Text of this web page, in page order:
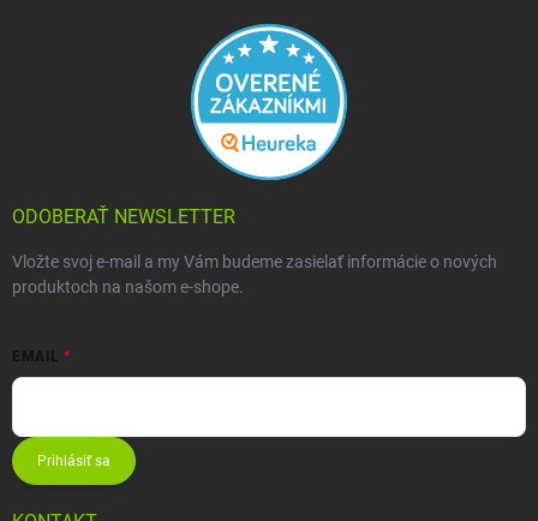
ODOBERAŤ NEWSLETTER
Vložte svoj e-mail a my Vám budeme zasielať informácie o nových
produktoch na našom e-shope.
EMAIL
Prihlásiť sa